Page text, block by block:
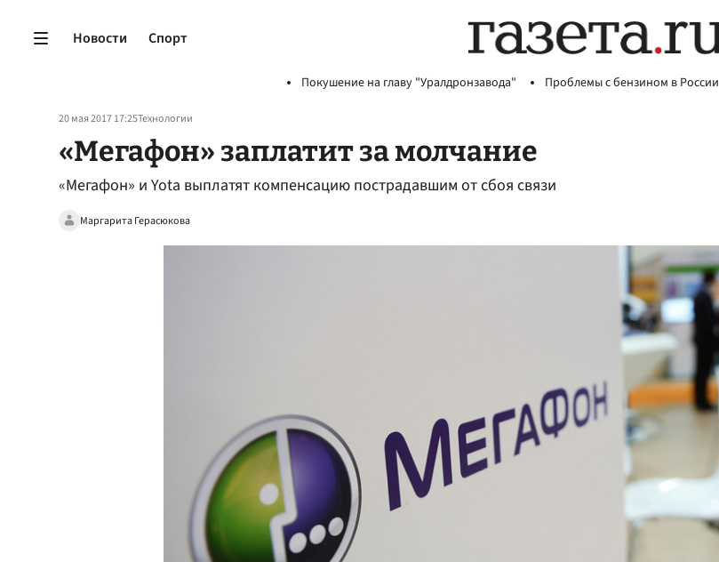
Новости Спорт
Покушение на главу "Уралдронзавода" Проблемы с бензином в России
20 мая 2017 17:25Технологии
«Мегафон» заплатит за молчание
«Мегафон» и Yota выплатят компенсацию пострадавшим от сбоя связи
Маргарита Герасюкова